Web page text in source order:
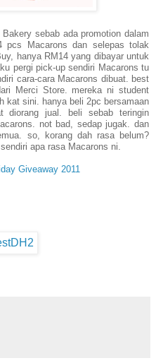
sebab ada promotion dalam
pcs Macarons dan selepas tolak
hanya RM14 yang dibayar untuk
pergi pick-up sendiri Macarons tu
cara-cara Macarons dibuat. best
Merci Store. mereka ni student
kat sini. hanya beli 2pc bersamaan
diorang jual. beli sebab teringin
not bad, sedap jugak. dan
so, korang dah rasa belum?
apa rasa Macarons ni.
Giveaway 2011